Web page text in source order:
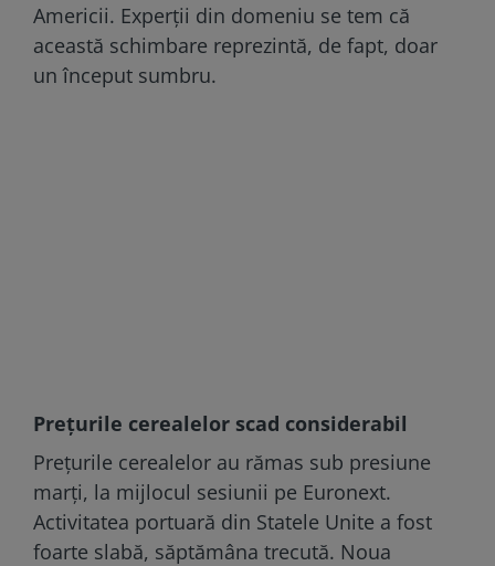
Americii. Experții din domeniu se tem că
această schimbare reprezintă, de fapt, doar
un început sumbru.
Prețurile cerealelor scad considerabil
Prețurile cerealelor au rămas sub presiune
marți, la mijlocul sesiunii pe Euronext.
Activitatea portuară din Statele Unite a fost
foarte slabă, săptămâna trecută. Noua